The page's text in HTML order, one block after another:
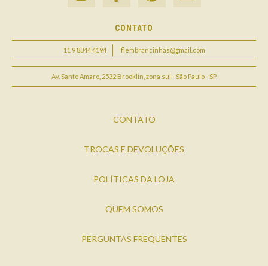
CONTATO
11 9 8344 4194 flembrancinhas@gmail.com
Av. Santo Amaro, 2532 Brooklin, zona sul - São Paulo - SP
CONTATO
TROCAS E DEVOLUÇÕES
POLÍTICAS DA LOJA
QUEM SOMOS
PERGUNTAS FREQUENTES